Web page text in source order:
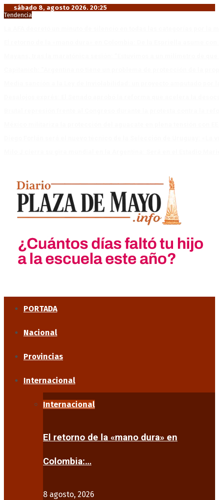
sábado 8, agosto 2026. 20:25
Tendencia
PORTADA
Nacional
Provincias
Internacional
Internacional
El retorno de la «mano dura» en
Colombia:…
8 agosto, 2026